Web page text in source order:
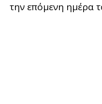
την επόμενη ημέρα